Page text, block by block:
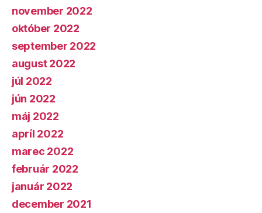
november 2022
október 2022
september 2022
august 2022
júl 2022
jún 2022
máj 2022
apríl 2022
marec 2022
február 2022
január 2022
december 2021